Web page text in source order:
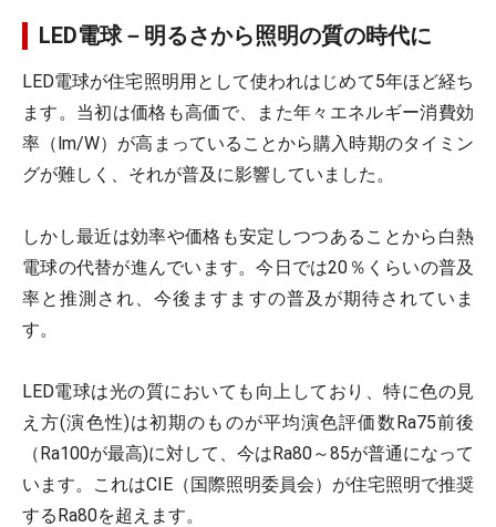
LED電球－明るさから照明の質の時代に
LED電球が住宅照明用として使われはじめて5年ほど経ち
ます。当初は価格も高価で、また年々エネルギー消費効
率（lm/W）が高まっていることから購入時期のタイミン
グが難しく、それが普及に影響していました。
しかし最近は効率や価格も安定しつつあることから白熱
電球の代替が進んでいます。今日では20％くらいの普及
率と推測され、今後ますますの普及が期待されていま
す。
LED電球は光の質においても向上しており、特に色の見
え方(演色性)は初期のものが平均演色評価数Ra75前後
（Ra100が最高)に対して、今はRa80～85が普通になって
います。これはCIE（国際照明委員会）が住宅照明で推奨
するRa80を超えます。